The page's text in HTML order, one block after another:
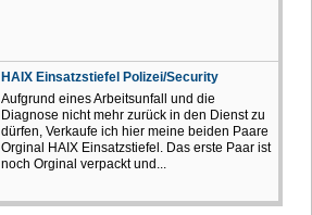
HAIX Einsatzstiefel Polizei/Security
Aufgrund eines Arbeitsunfall und die
Diagnose nicht mehr zurück in den Dienst zu
dürfen, Verkaufe ich hier meine beiden Paare
Orginal HAIX Einsatzstiefel. Das erste Paar ist
noch Orginal verpackt und...